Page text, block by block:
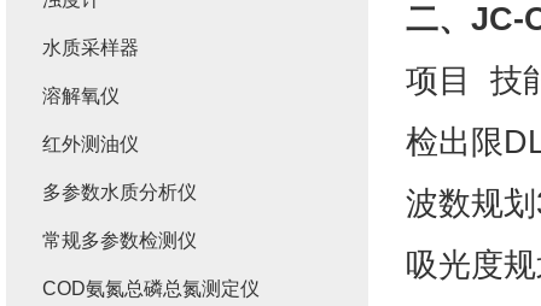
二、 JC-
项目 技
检出限
波数规
吸光度
水质采样器
溶解氧仪
红外测油仪
多参数水质分析仪
常规多参数检测仪
COD氨氮总磷总氮测定仪